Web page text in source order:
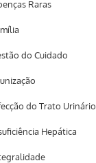
Raras
do Cuidado
do Trato Urinário
Hepática